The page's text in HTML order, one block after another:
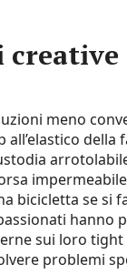
creative
meno
all’elastico della
bicicletta se si
hanno
sui loro
problemi